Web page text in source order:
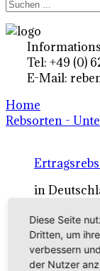
Tel: +49 (0)
E-Mail:
Home
Rebsorten -
in
Rebsorten
externe
Diese Seite
Dritten, um
verbessern
der Nutzer